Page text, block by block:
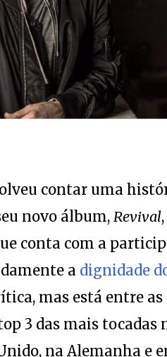
contar uma
novo álbum, Revival
conta com a
a dignidade
mas está entre as
3 das mais tocadas
na Alemanha e